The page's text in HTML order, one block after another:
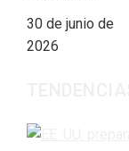
30 de junio de
2026